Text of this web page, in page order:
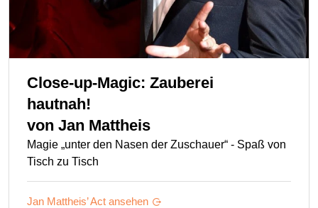
Close-up-Magic: Zauberei
hautnah!
von Jan Mattheis
Magie „unter den Nasen der Zuschauer“ - Spaß von
Tisch zu Tisch
Jan Mattheis’Act ansehen